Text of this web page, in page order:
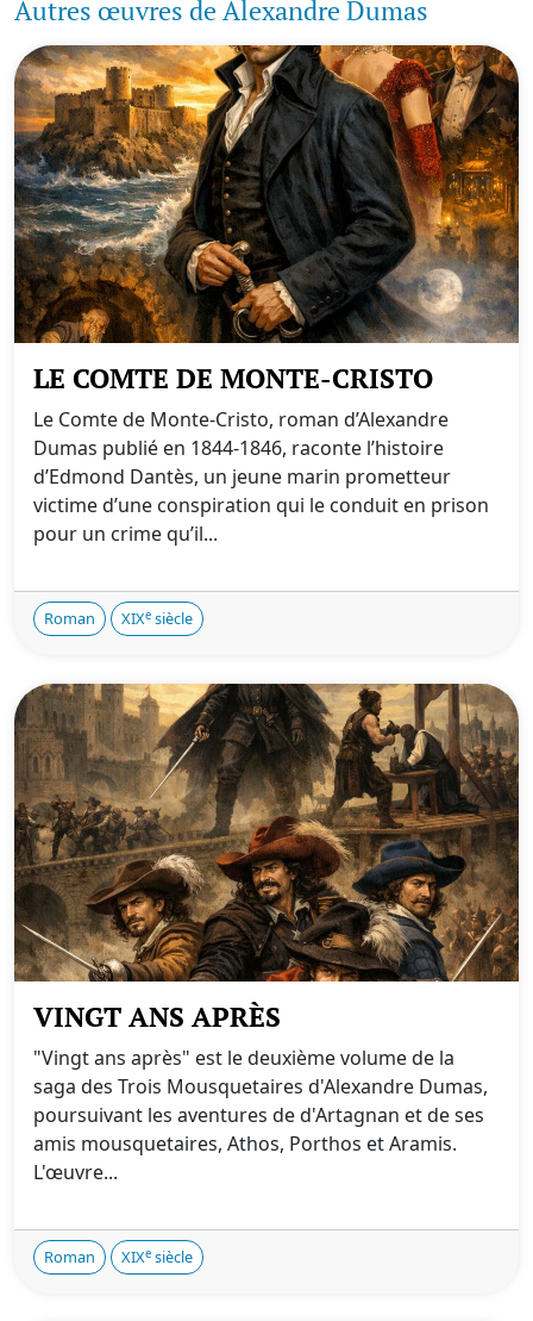
Autres œuvres de Alexandre Dumas
LE COMTE DE MONTE-CRISTO
Le Comte de Monte-Cristo, roman d’Alexandre
Dumas publié en 1844-1846, raconte l’histoire
d’Edmond Dantès, un jeune marin prometteur
victime d’une conspiration qui le conduit en prison
pour un crime qu’il...
Roman XIXe siècle
VINGT ANS APRÈS
"Vingt ans après" est le deuxième volume de la
saga des Trois Mousquetaires d'Alexandre Dumas,
poursuivant les aventures de d'Artagnan et de ses
amis mousquetaires, Athos, Porthos et Aramis.
L'œuvre...
Roman XIXe siècle